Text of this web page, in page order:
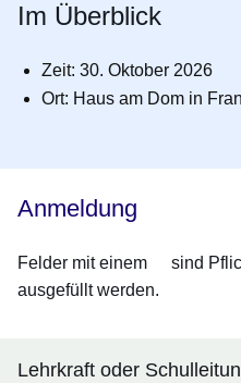
Im Überblick
Zeit: 30. Oktober 2026
Ort: Haus am Dom in
Anmeldung
Felder mit einem
sind
ausgefüllt werden.
Lehrkraft oder